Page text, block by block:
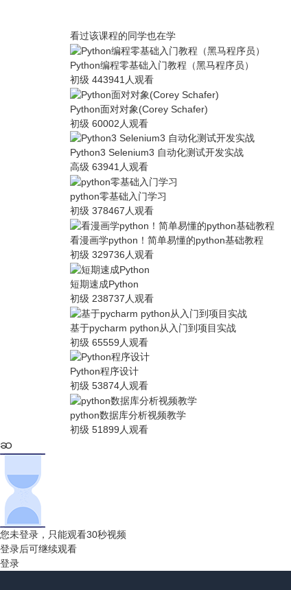
看过该课程的同学也在学
Python编程零基础入门教程（黑马程序员）
初级 443941人观看
Python面对对象(Corey Schafer)
初级 60002人观看
Python3 Selenium3 自动化测试开发实战
高级 63941人观看
python零基础入门学习
初级 378467人观看
看漫画学python！简单易懂的python基础教程
初级 329736人观看
短期速成Python
初级 238737人观看
基于pycharm python从入门到项目实战
初级 65559人观看
Python程序设计
初级 53874人观看
python数据库分析视频教学
初级 51899人观看
您未登录，只能观看30秒视频
登录后可继续观看
登录